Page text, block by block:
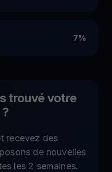
7%
trouvé votre
recevez des
de nouvelles
les 2 semaines.